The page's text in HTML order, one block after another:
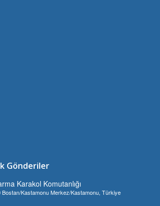
Gönderiler
Karakol Komutanlığı
Bostan/Kastamonu Merkez/Kastamonu, Türkiye